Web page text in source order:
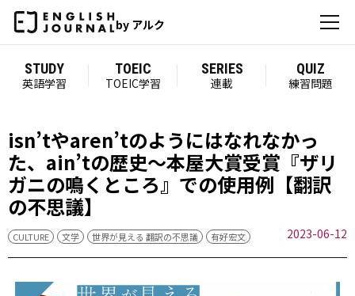
by アルク
STUDY
英語学習
TOEIC
TOEIC学習
SERIES
連載
QUIZ
練習問題
isn’tやaren’tのようにはなれなかっ
た、ain’tの歴史～本屋大賞受賞『ザリ
ガニの鳴くところ』での使用例【翻訳
の不思議】
CULTURE 文学 世界が見える 翻訳の不思議 有好宏文 2023-06-12